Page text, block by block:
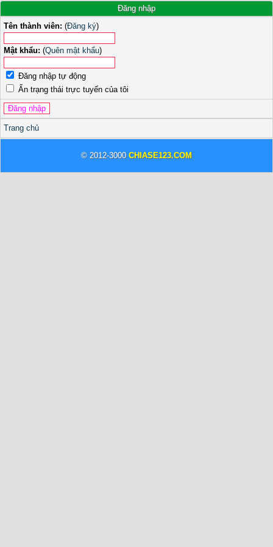
Đăng nhập
Tên thành viên: (Đăng ký)
Mật khẩu: (Quên mật khẩu)
Đăng nhập tự động
Ẩn trạng thái trực tuyến của tôi
Trang chủ
© 2012-3000 CHIASE123.COM